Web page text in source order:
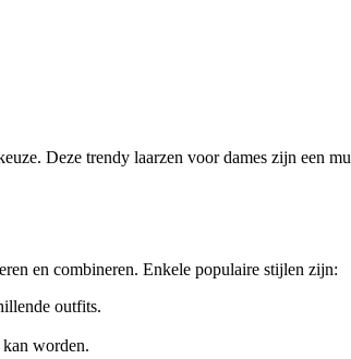
Deze trendy laarzen voor dames zijn een
en combineren. Enkele populaire stijlen zijn:
outfits.
worden.